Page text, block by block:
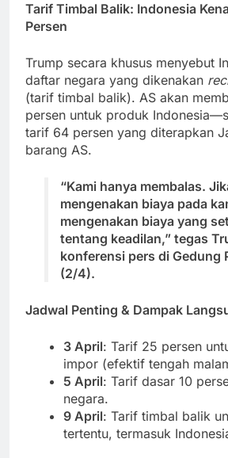
Tarif Timbal Balik: Indonesia
Persen
Trump secara khusus menyebut
daftar negara yang dikenakan
(tarif timbal balik). AS akan
persen untuk produk
tarif 64 persen yang diterapkan
barang AS.
“Kami hanya membalas.
mengenakan biaya pada
mengenakan biaya yang
tentang keadilan,” tegas
konferensi pers di Gedung
(2/4).
Jadwal Penting & Dampak
3 April: Tarif 25 persen
impor (efektif tengah
5 April: Tarif dasar 10
negara.
9 April: Tarif timbal balik
tertentu, termasuk